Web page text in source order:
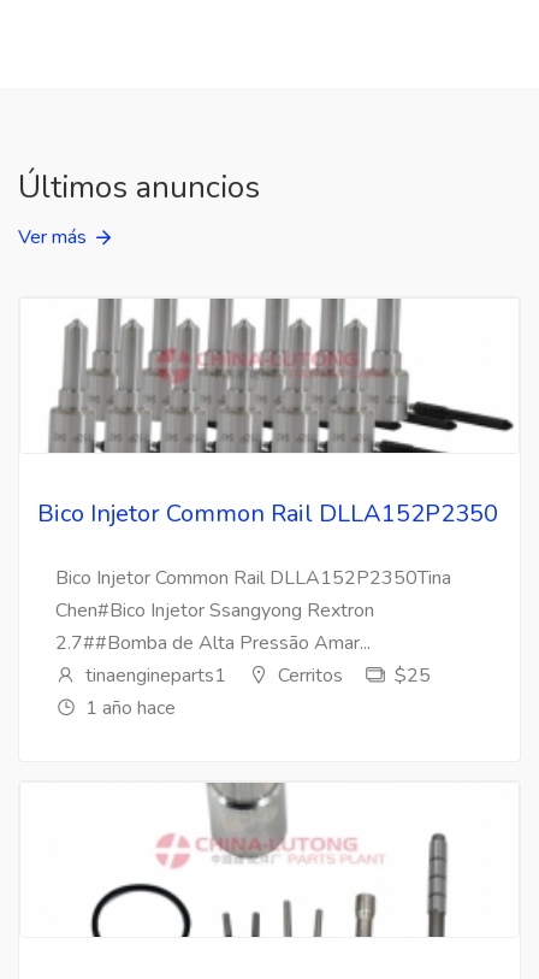
Últimos anuncios
Ver más
Bico Injetor Common Rail DLLA152P2350
Bico Injetor Common Rail DLLA152P2350Tina
Chen#Bico Injetor Ssangyong Rextron
2.7##Bomba de Alta Pressão Amar...
tinaengineparts1
Cerritos
$25
1 año hace